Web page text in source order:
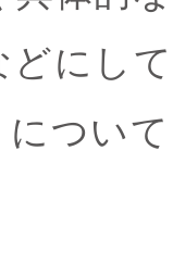
どにし
につい